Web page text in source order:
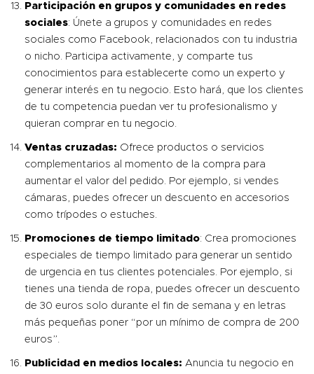
Participación en grupos y comunidades en redes
sociales: Únete a grupos y comunidades en redes
sociales como Facebook, relacionados con tu industria
o nicho. Participa activamente, y comparte tus
conocimientos para establecerte como un experto y
generar interés en tu negocio. Esto hará, que los clientes
de tu competencia puedan ver tu profesionalismo y
quieran comprar en tu negocio.
Ventas cruzadas: Ofrece productos o servicios
complementarios al momento de la compra para
aumentar el valor del pedido. Por ejemplo, si vendes
cámaras, puedes ofrecer un descuento en accesorios
como trípodes o estuches.
Promociones de tiempo limitado: Crea promociones
especiales de tiempo limitado para generar un sentido
de urgencia en tus clientes potenciales. Por ejemplo, si
tienes una tienda de ropa, puedes ofrecer un descuento
de 30 euros solo durante el fin de semana y en letras
más pequeñas poner “por un mínimo de compra de 200
euros”.
Publicidad en medios locales: Anuncia tu negocio en